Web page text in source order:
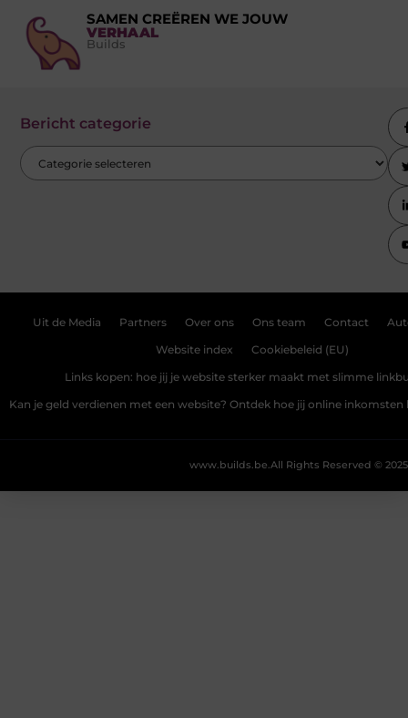
SAMEN CREËREN WE JOUW
VERHAAL
Builds
Bericht categorie
Uit de Media Partners Over ons Ons team Contact
Website index Cookiebeleid (EU)
Links kopen: hoe jij je website sterker maakt met slimme
Kan je geld verdienen met een website? Ontdek hoe jij online
All Rights Reserved © 2025
www.builds.be.